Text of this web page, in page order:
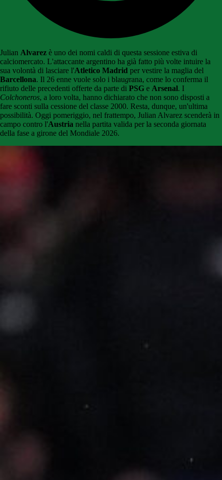
Julian Alvarez è uno dei nomi caldi di questa sessione estiva di
calciomercato. L'attaccante argentino ha già fatto più volte intuire la
sua volontà di lasciare l'Atletico Madrid per vestire la maglia del
Barcellona. Il 26 enne vuole solo i blaugrana, come lo conferma il
rifiuto delle precedenti offerte da parte di PSG e Arsenal. I
Colchoneros, a loro volta, hanno dichiarato che non sono disposti a
fare sconti sulla cessione del classe 2000. Resta, dunque, un'ultima
possibilità. Oggi pomeriggio, nel frattempo, Julian Alvarez scenderà in
campo contro l'Austria nella partita valida per la seconda giornata
della fase a girone del Mondiale 2026.